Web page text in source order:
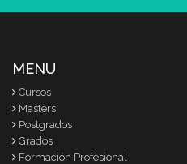
MENU
Cursos
Masters
Postgrados
Grados
Formación Profesional